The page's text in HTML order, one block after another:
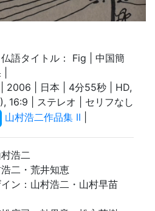
語タイトル： Fig | 中国簡
| 2006 | 日本 | 4分55秒 | HD,
16:9 | ステレオ | セリフなし
山村浩二作品集 II
浩二
二・荒井知恵
ン：山村浩二・山村早苗